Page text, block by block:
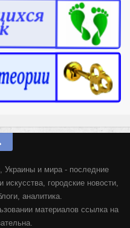
Украины и мира - последние
искусства, городские новости,
аналитика.
материалов ссылка на